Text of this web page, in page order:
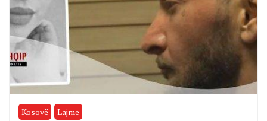
Kosovë Lajme